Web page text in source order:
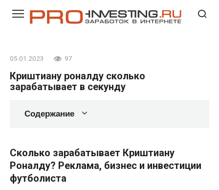
05.01.2023 97
Криштиану роналду сколько
зарабатывает в секунду
Содержание
Сколько зарабатывает Криштиану
Роналду? Реклама, бизнес и инвестиции
футболиста